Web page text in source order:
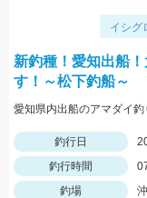
イシグ
新釣種！愛知出船
す！～松下釣船～
釣行日
釣行時間
釣場